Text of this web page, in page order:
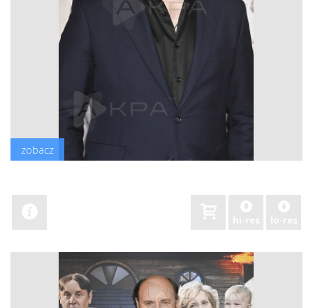
zobacz
hi-res lo-res